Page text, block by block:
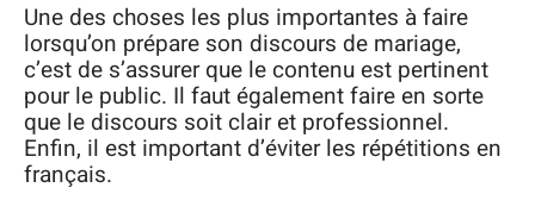
Une des choses les plus importantes à faire
lorsqu’on prépare son discours de mariage,
c’est de s’assurer que le contenu est pertinent
pour le public. Il faut également faire en sorte
que le discours soit clair et professionnel.
Enfin, il est important d’éviter les répétitions en
français.